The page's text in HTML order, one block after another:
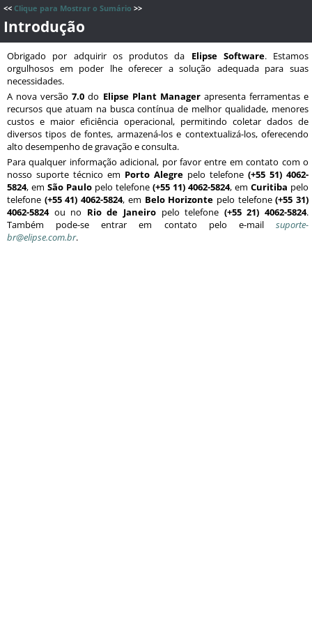
<< Clique para Mostrar o Sumário >>
Introdução
Obrigado por adquirir os produtos da Elipse Software. Estamos
orgulhosos em poder lhe oferecer a solução adequada para suas
necessidades.
A nova versão7.0 do Elipse Plant Managerapresenta ferramentas e
recursos que atuam na busca contínua de melhor qualidade, menores
custos e maior eficiência operacional, permitindo coletar dados de
diversos tipos de fontes, armazená-los e contextualizá-los, oferecendo
alto desempenho de gravação e consulta.
Para qualquer informação adicional, por favor entre em contato com o
nosso suporte técnico em Porto Alegre pelo telefone (+55 51) 4062-
5824, em São Paulo pelo telefone (+55 11) 4062-5824, em Curitiba pelo
telefone (+55 41) 4062-5824, em Belo Horizonte pelo telefone(+55 31)
4062-5824ou no Rio de Janeiro pelo telefone (+55 21) 4062-5824.
Também pode-se entrar em contato pelo e-mail suporte-
br@elipse.com.br.